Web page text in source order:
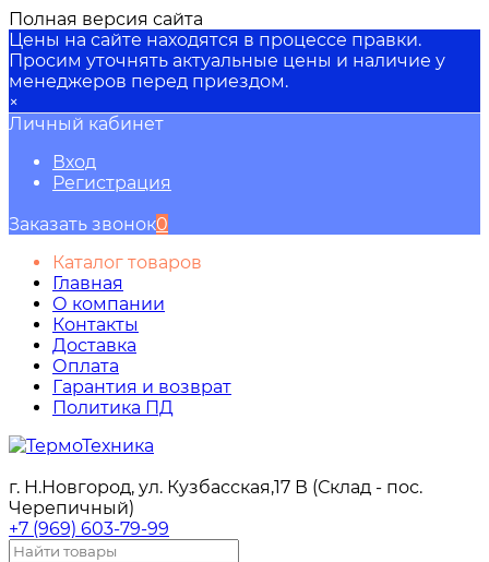
Полная версия сайта
Цены на сайте находятся в процессе правки.
Просим уточнять актуальные цены и наличие у
менеджеров перед приездом.
×
Личный кабинет
Вход
Регистрация
Заказать звонок0
Каталог товаров
Главная
О компании
Контакты
Доставка
Оплата
Гарантия и возврат
Политика ПД
г. Н.Новгород, ул. Кузбасская,17 В (Склад - пос.
Черепичный)
+7 (969) 603-79-99